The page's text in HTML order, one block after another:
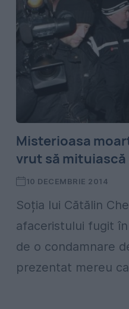
Misterioasa
vrut să mituiască
10 DECEMBRIE 2014
Soția lui Cătălin
afaceristului fugit
de o condamnare
prezentat mereu